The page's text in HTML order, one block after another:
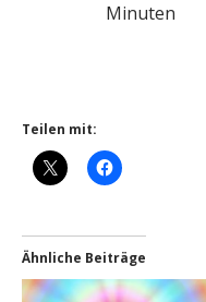
Minuten
Teilen mit:
Ähnliche Beiträge